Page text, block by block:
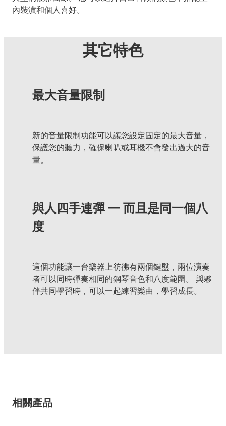
內裝潢和個人喜好。
其它特色
最大音量限制
新的音量限制功能可以讓您設定固定的最大音量，
保護您的聽力，確保喇叭或耳機不會發出過大的音
量。
與人四手連彈 — 而且是同一個八
度
這個功能讓一台樂器上彷彿有兩個鍵盤，兩位演奏
者可以同時彈奏相同的鋼琴音色和八度範圍。 與夥
伴共同學習時，可以一起練習樂曲，學習成長。
相關產品